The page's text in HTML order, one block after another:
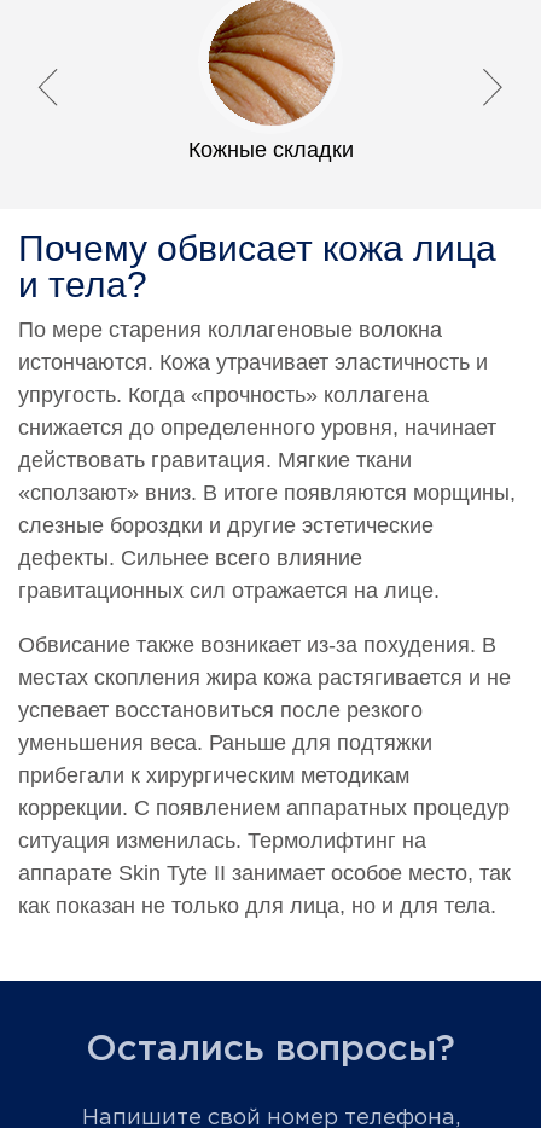
Кожные складки
Почему обвисает кожа лица
и тела?
По мере старения коллагеновые волокна
истончаются. Кожа утрачивает эластичность и
упругость. Когда «прочность» коллагена
снижается до определенного уровня, начинает
действовать гравитация. Мягкие ткани
«сползают» вниз. В итоге появляются морщины,
слезные бороздки и другие эстетические
дефекты. Сильнее всего влияние
гравитационных сил отражается на лице.
Обвисание также возникает из-за похудения. В
местах скопления жира кожа растягивается и не
успевает восстановиться после резкого
уменьшения веса. Раньше для подтяжки
прибегали к хирургическим методикам
коррекции. С появлением аппаратных процедур
ситуация изменилась. Термолифтинг на
аппарате Skin Tyte II занимает особое место, так
как показан не только для лица, но и для тела.
Остались вопросы?
Напишите свой номер телефона,